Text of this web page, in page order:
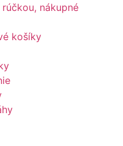
nákupné
košíky